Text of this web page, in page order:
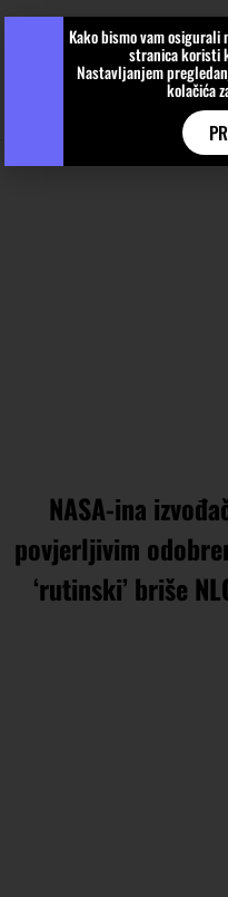
NASA-ina
povjerljivim
‘rutinski’ briše
Kako bismo vam
stranica koristi
Nastavljanjem
kolačića